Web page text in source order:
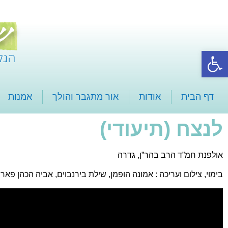
פתח סרגל נגישות
דף הבית אודות אור מתגבר והולך אמנות
לנצח (תיעודי)
אולפנת חמ”ד הרב בהר”ן, גדרה
בימוי, צילום ועריכה : אמונה הופמן, שילת בירנבוים, אביה הכהן